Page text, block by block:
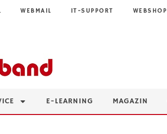
WEBMAIL IT-SUPPORT WEBSHOP
E-LEARNING MAGAZIN